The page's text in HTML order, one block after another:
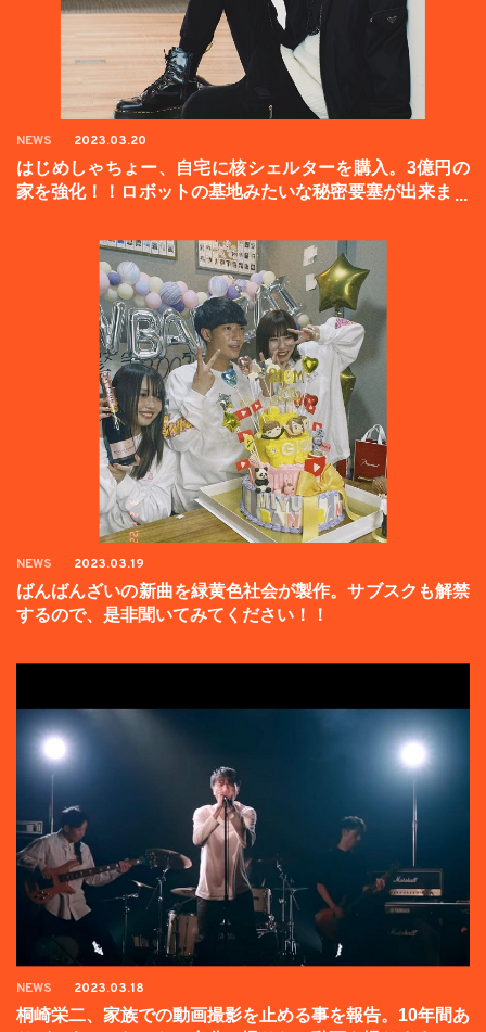
NEWS 2023.03.20
はじめしゃちょー、自宅に核シェルターを購入。3億円の
家を強化！！ロボットの基地みたいな秘密要塞が出来まし
NEWS 2023.03.19
ばんばんざいの新曲を緑黄色社会が製作。サブスクも解禁
するので、是非聞いてみてください！！
NEWS 2023.03.18
桐崎栄二、家族での動画撮影を止める事を報告。10年間あ